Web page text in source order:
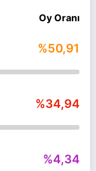
Oy Oranı
%50,91
%34,94
%4,34